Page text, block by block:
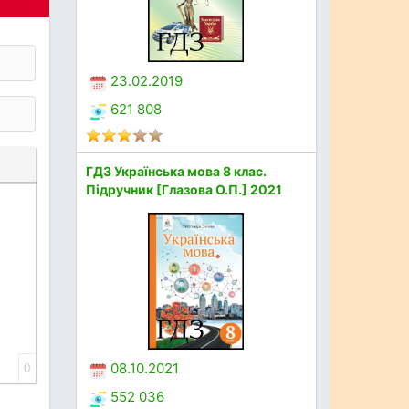
0
23.02.2019
621 808
ГДЗ Українська мова 8 клас.
Підручник [Глазова О.П.] 2021
08.10.2021
552 036